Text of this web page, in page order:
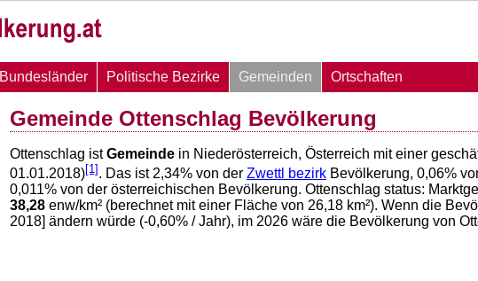
Bundesländer Politische Bezirke Gemeinden
Ortschaften
Gemeinde Ottenschlag Bevölkerung
Ottenschlag istGemeinde in Niederösterreich, Österreich mit einer
01.01.2018)[1] . Das ist2,34% von der Zwettl bezirk Bevölkerung, 0,06%
0,011% von der österreichischen Bevölkerung. Ottenschlag status:
38,28 enw/km² (berechnet mit einer Fläche von 26,18 km²). Wenn die
2018] ändern würde (-0,60% / Jahr), im 2026 wäre die Bevölkerung von